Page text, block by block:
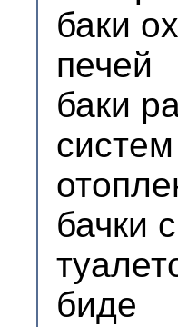
баки
печей
баки
бачки
биде